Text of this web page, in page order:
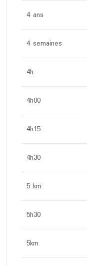
4 ans
4 semaines
4h
4h00
4h15
4h30
5 km
5h30
5km